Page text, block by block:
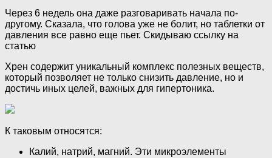
Через 6 недель она даже разговаривать начала по-
другому. Сказала, что голова уже не болит, но таблетки от
давления все равно еще пьет. Скидываю ссылку на
статью
Хрен содержит уникальный комплекс полезных веществ,
который позволяет не только снизить давление, но и
достичь иных целей, важных для гипертоника.
К таковым относятся:
Калий, натрий, магний. Эти микроэлементы